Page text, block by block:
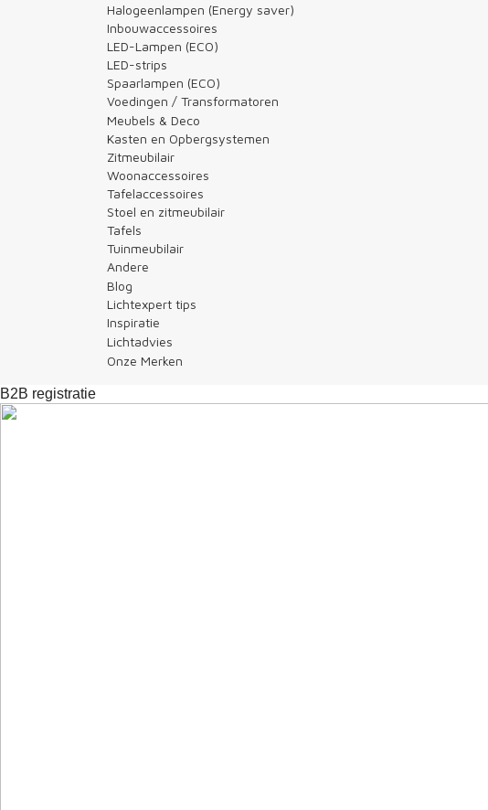
Halogeenlampen (Energy saver)
Inbouwaccessoires
LED-Lampen (ECO)
LED-strips
Spaarlampen (ECO)
Voedingen / Transformatoren
Meubels & Deco
Kasten en Opbergsystemen
Zitmeubilair
Woonaccessoires
Tafelaccessoires
Stoel en zitmeubilair
Tafels
Tuinmeubilair
Andere
Blog
Lichtexpert tips
Inspiratie
Lichtadvies
Onze Merken
B2B registratie